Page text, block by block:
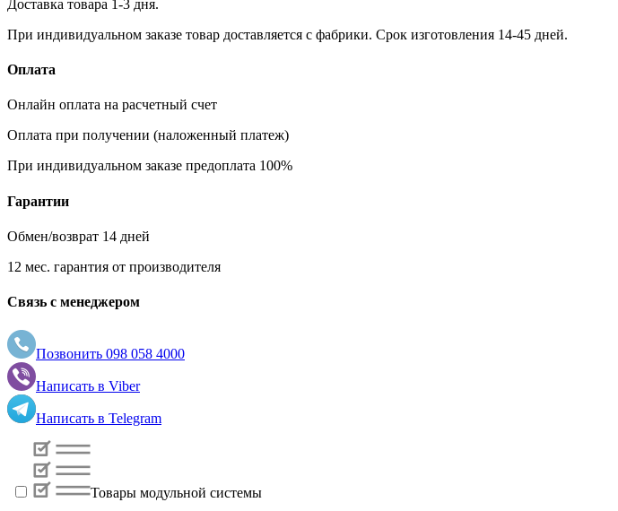
Доставка товара 1-3 дня.
При индивидуальном заказе товар доставляется с фабрики. Срок изготовления 14-45 дней.
Оплата
Онлайн оплата на расчетный счет
Оплата при получении (наложенный платеж)
При индивидуальном заказе предоплата 100%
Гарантии
Обмен/возврат 14 дней
12 мес. гарантия от производителя
Связь с менеджером
Позвонить 098 058 4000
Написать в Viber
Написать в Telegram
Товары модульной системы